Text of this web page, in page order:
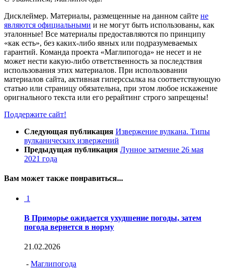
Дисклеймер. Материалы, размещенные на данном сайте не
являются официальными и не могут быть использованы, как
эталонные! Все материалы предоставляются по принципу
«как есть», без каких-либо явных или подразумеваемых
гарантий. Команда проекта «Маглипогода» не несет и не
может нести какую-либо ответственность за последствия
использования этих материалов. При использовании
материалов сайта, активная гиперссылка на соответствующую
статью или страницу обязательна, при этом любое искажение
оригнального текста или его рерайтинг строго запрещены!
Поддержите сайт!
Следующая публикация Извержение вулкана. Типы
вулканических извержений
Предыдущая публикация Лунное затмение 26 мая
2021 года
Вам может также понравиться...
1
В Приморье ожидается ухудшение погоды, затем
погода вернется в норму
21.02.2026
- Маглипогода